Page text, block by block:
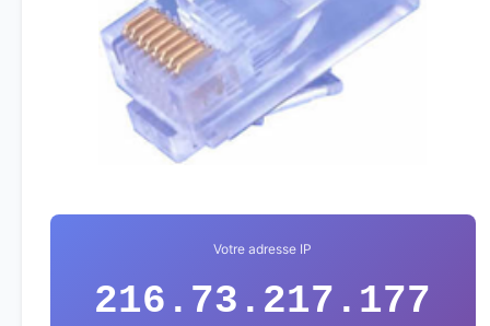
Géolocaliser
Votre adresse IP
216.73.217.177